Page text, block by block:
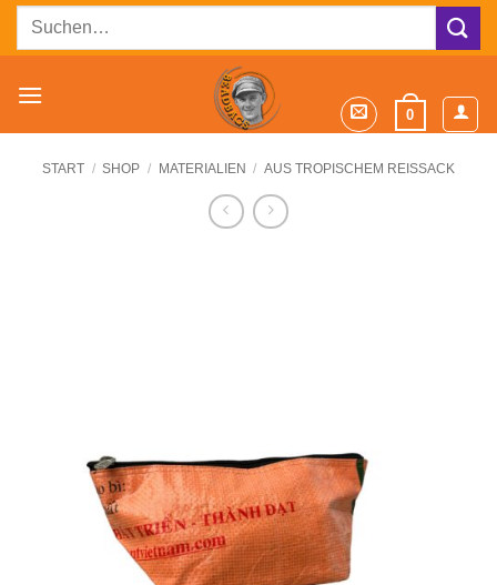
ZumSuchen
0
START / SHOP / MATERIALIEN / AUS TROPISCHEM REISSACK